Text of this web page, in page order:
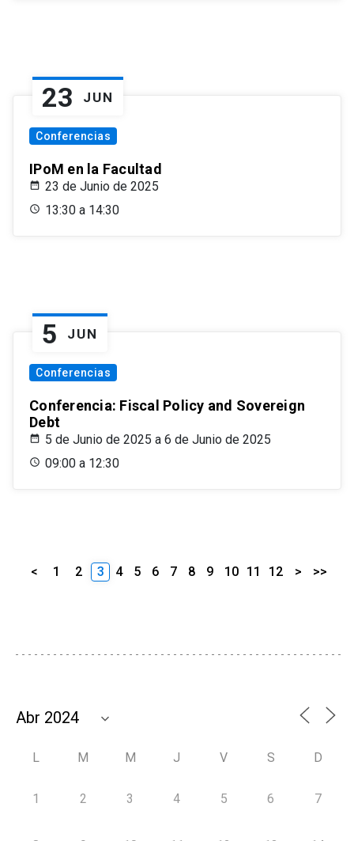
23 JUN
Conferencias
IPoM en la Facultad
23 de Junio de 2025
13:30 a 14:30
5 JUN
Conferencias
Conferencia: Fiscal Policy and Sovereign
Debt
5 de Junio de 2025 a 6 de Junio de 2025
09:00 a 12:30
< 1 2 3 4 5 6 7 8 9 10 11 12 > >>
L M M J V S D
1 2 3 4 5 6 7